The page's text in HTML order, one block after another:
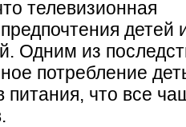
телевизионная
детей
Одним из
потребление
питания, что все